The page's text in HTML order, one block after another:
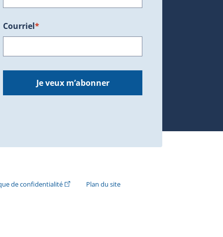
une nouvelle fenêtre.)
Courriel*
Je veux m’abonner
s'ouvrira dans une nouvelle fenêtre.)
de confidentialité(Cet hyperlien externe s'ouvrira dans une nouvelle
Plan du site